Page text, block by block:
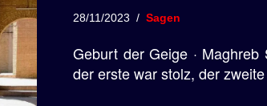
28/11/2023 Sagen
Geburt der Geige ·
der erste war stolz, der